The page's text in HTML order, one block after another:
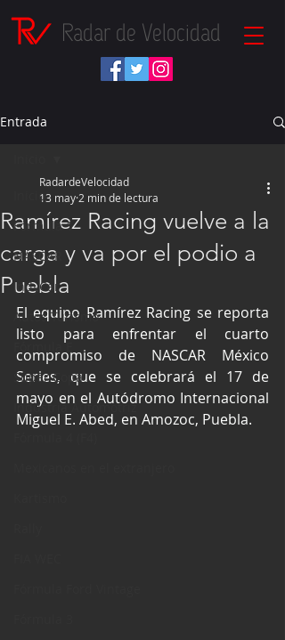
Radar de Velocidad
Entrada
Inicio
Fórmula 1
NASCAR
IndyCar
Autos Turismo
Fórmula E
Súper Copa
Industria Automotriz
Ramírez Racing vuelve a la
carga y va por el podio a
Puebla
RadardeVelocidad
13 may 2 min de lectura
El equipo Ramírez Racing se reporta
listo para enfrentar el cuarto
compromiso de NASCAR México
Series, que se celebrará el 17 de
mayo en el Autódromo Internacional
Miguel E. Abed, en Amozoc, Puebla.